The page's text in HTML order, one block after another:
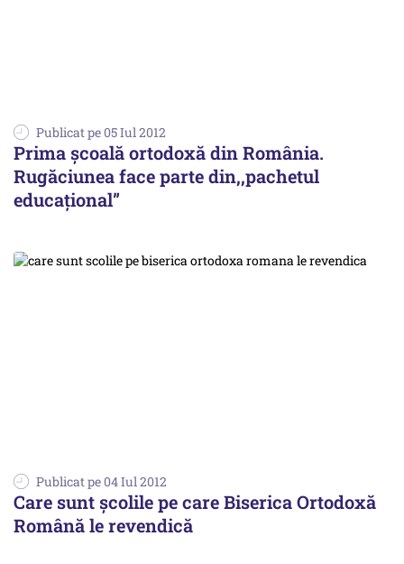
Publicat pe 05 Iul 2012
Prima şcoală ortodoxă din România.
Rugăciunea face parte din,,pachetul
educaţional”
Publicat pe 04 Iul 2012
Care sunt școlile pe care Biserica Ortodoxă
Română le revendică